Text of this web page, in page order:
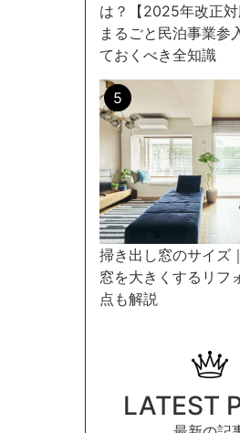
は？【2025年改正
まるごと民泊事業参
ておくべき全知識
掃き出し窓のサイズ
窓を大きくするリフ
点も解説
LATEST